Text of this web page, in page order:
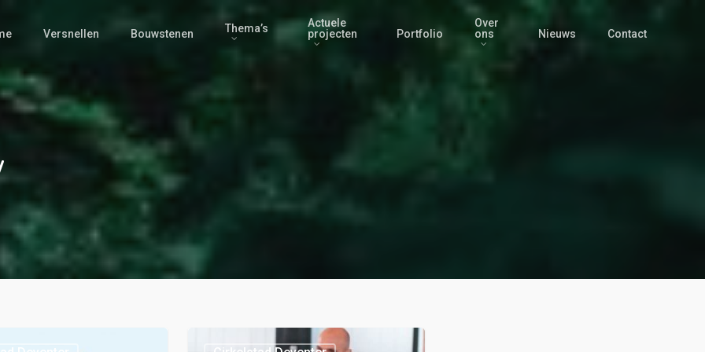
Versnellen Bouwstenen Thema’s
Actuele
projecten
Portfolio
Over
ons
Nieuws Contact